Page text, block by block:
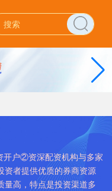
开户②资深配资机构与多家
资者提供优质的券商资源
量高，特点是投资渠道多